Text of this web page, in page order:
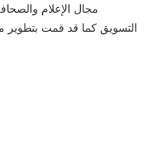
مجال الإعلام
التسويق كما قد قمت